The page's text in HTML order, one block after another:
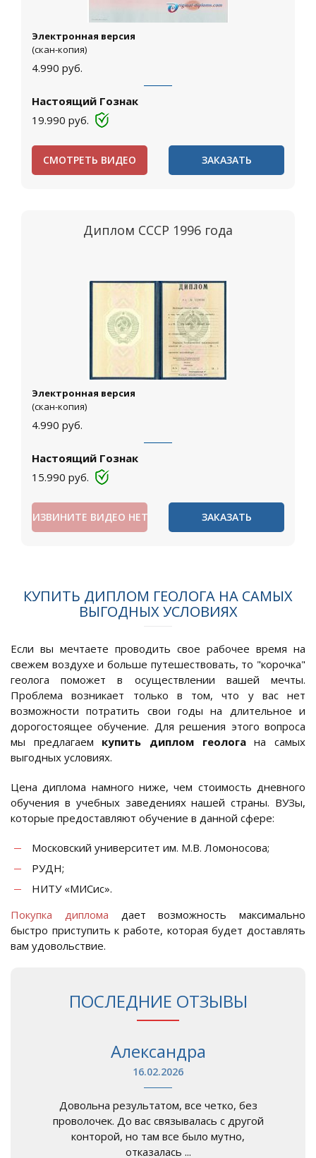
Электронная версия
(скан-копия)
4.990 руб.
Настоящий Гознак
19.990 руб.
СМОТРЕТЬ ВИДЕО ЗАКАЗАТЬ
Диплом СССР 1996 года
Электронная версия
(скан-копия)
4.990 руб.
Настоящий Гознак
15.990 руб.
ИЗВИНИТЕ ВИДЕО НЕТ ЗАКАЗАТЬ
КУПИТЬ ДИПЛОМ ГЕОЛОГА НА САМЫХ
ВЫГОДНЫХ УСЛОВИЯХ
Если вы мечтаете проводить свое рабочее время на
свежем воздухе и больше путешествовать, то "корочка"
геолога поможет в осуществлении вашей мечты.
Проблема возникает только в том, что у вас нет
возможности потратить свои годы на длительное и
дорогостоящее обучение. Для решения этого вопроса
мы предлагаем купить диплом геологана самых
выгодных условиях.
Цена диплома намного ниже, чем стоимость дневного
обучения в учебных заведениях нашей страны. ВУЗы,
которые предоставляют обучение в данной сфере:
Московский университет им. М.В. Ломоносова;
РУДН;
НИТУ «МИСис».
Покупка диплома дает возможность максимально
быстро приступить к работе, которая будет доставлять
вам удовольствие.
ПОСЛЕДНИЕ ОТЗЫВЫ
Александра
16.02.2026
Довольна результатом, все четко, без
проволочек. До вас связывалась с другой
конторой, но там все было мутно,
отказалась ...